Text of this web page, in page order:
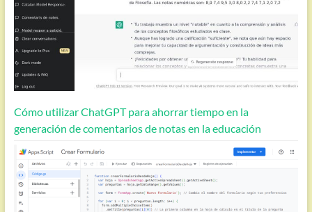
Cómo utilizar ChatGPT para ahorrar tiempo en la
generación de comentarios de notas en la educación